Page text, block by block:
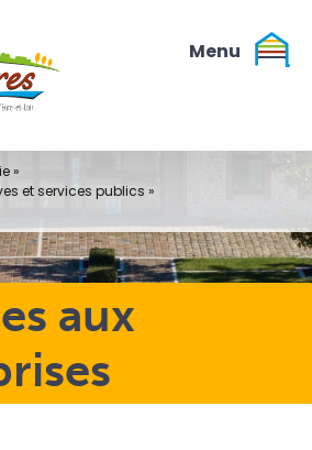
aux
»
et services publics »